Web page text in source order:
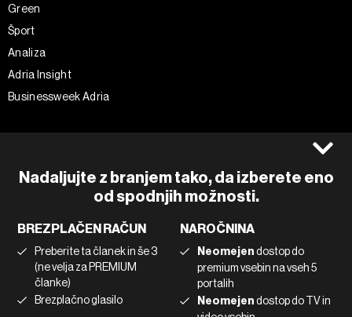
Nadaljujte z branjem tako, da izberete eno
od spodnjih možnosti.
BREZPLAČEN RAČUN
Preberite ta članek in še 3
(ne velja za PREMIUM
članke)
Brezplačno glasilo
NAROČNINA
Neomejendostop do
premium vsebin na vseh 5
portalih
Neomejendostop do TV in
Green
Šport
Analiza
Adria Insight
Businessweek Adria
Piškotki
Marketing
Uporaba umetne inteligence
Instagram
Linkedin
Tiktok
©2022 - 2026 Bloomberg L.P. All Rights Reserved. BLOOMBERG and